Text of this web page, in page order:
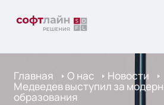
Главная О нас Новости
Медведев выступил за
образования